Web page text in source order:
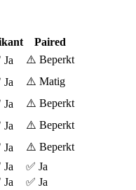
Paired
Ja
⚠️ Beperkt
Ja
⚠️ Matig
Ja
⚠️ Beperkt
Ja
⚠️ Beperkt
Ja
⚠️ Beperkt
Ja
✅ Ja
Ja ✅ Ja